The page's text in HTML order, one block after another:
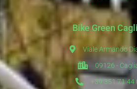
Bike Green
Viale Armando
09126 -
+39 351 71 44